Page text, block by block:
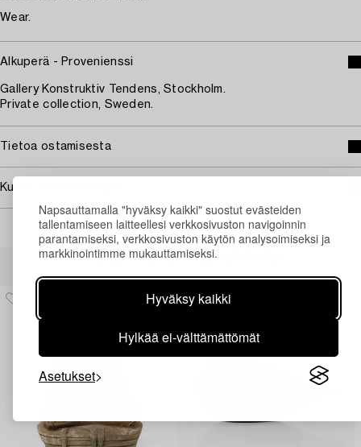
Napsauttamalla "hyväksy kaikki" suostut evästeiden
tallentamiseen laitteellesi verkkosivuston navigoinnin
parantamiseksi, verkkosivuston käytön analysoimiseksi ja
markkinointimme mukauttamiseksi.
Hyväksy kaikki
Hylkää ei-välttämättömät
Asetukset
Wear.
Alkuperä - Provenienssi
Gallery Konstruktiv Tendens, Stockholm.
Private collection, Sweden.
Tietoa ostamisesta
Kuvan käyttöoikeudet
Muiden katsomia kohteita